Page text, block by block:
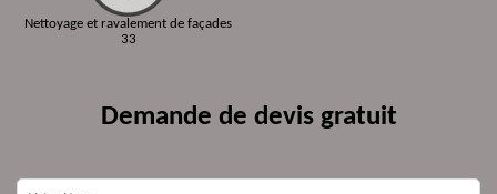
Nettoyage et ravalement de façades
33
Demande de devis gratuit